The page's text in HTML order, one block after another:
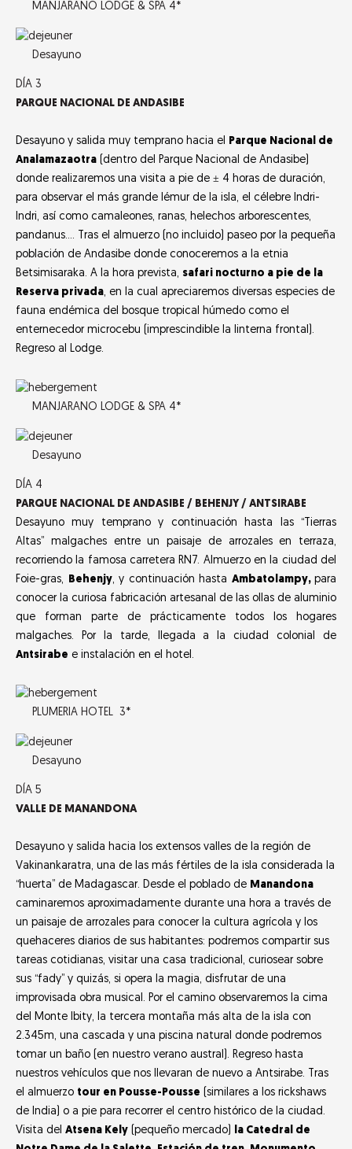
MANJARANO LODGE & SPA 4*
Desayuno
DÍA 3
PARQUE NACIONAL DE ANDASIBE
Desayuno y salida muy temprano hacia el Parque Nacional de
Analamazaotra (dentro del Parque Nacional de Andasibe)
donde realizaremos una visita a pie de ± 4 horas de duración,
para observar el más grande lémur de la isla, el célebre Indri-
Indri, así como camaleones, ranas, helechos arborescentes,
pandanus.... Tras el almuerzo (no incluido) paseo por la pequeña
población de Andasibe donde conoceremos a la etnia
Betsimisaraka. A la hora prevista, safari nocturno a pie de la
Reserva privada, en la cual apreciaremos diversas especies de
fauna endémica del bosque tropical húmedo como el
enternecedor microcebu (imprescindible la linterna frontal).
Regreso al Lodge.
MANJARANO LODGE & SPA 4*
Desayuno
DÍA 4
PARQUE NACIONAL DE ANDASIBE / BEHENJY / ANTSIRABE
Desayuno muy temprano y continuación hasta las “Tierras
Altas” malgaches entre un paisaje de arrozales en terraza,
recorriendo la famosa carretera RN7. Almuerzo en la ciudad del
Foie-gras,
Behenjy, y continuación hasta Ambatolampy, para
conocer la curiosa fabricación artesanal de las ollas de aluminio
que forman parte de prácticamente todos los hogares
malgaches. Por la tarde, llegada a la ciudad colonial de
Antsirabe e instalación en el hotel.
PLUMERIA HOTEL 3*
Desayuno
DÍA 5
VALLE DE MANANDONA
Desayuno y salida hacia los extensos valles de la región de
Vakinankaratra, una de las más fértiles de la isla considerada la
“huerta” de Madagascar. Desde el poblado de Manandona
caminaremos aproximadamente durante una hora a través de
un paisaje de arrozales para conocer la cultura agrícola y los
quehaceres diarios de sus habitantes: podremos compartir sus
tareas cotidianas, visitar una casa tradicional, curiosear sobre
sus “fady” y quizás, si opera la magia, disfrutar de una
improvisada obra musical. Por el camino observaremos la cima
del Monte Ibity, la tercera montaña más alta de la isla con
2.345m, una cascada y una piscina natural donde podremos
tomar un baño (en nuestro verano austral). Regreso hasta
nuestros vehículos que nos llevaran de nuevo a Antsirabe. Tras
el almuerzo tour en Pousse-Pousse (similares a los rickshaws
de India) o a pie para recorrer el centro histórico de la ciudad.
Visita del Atsena Kely (pequeño mercado) la Catedral de